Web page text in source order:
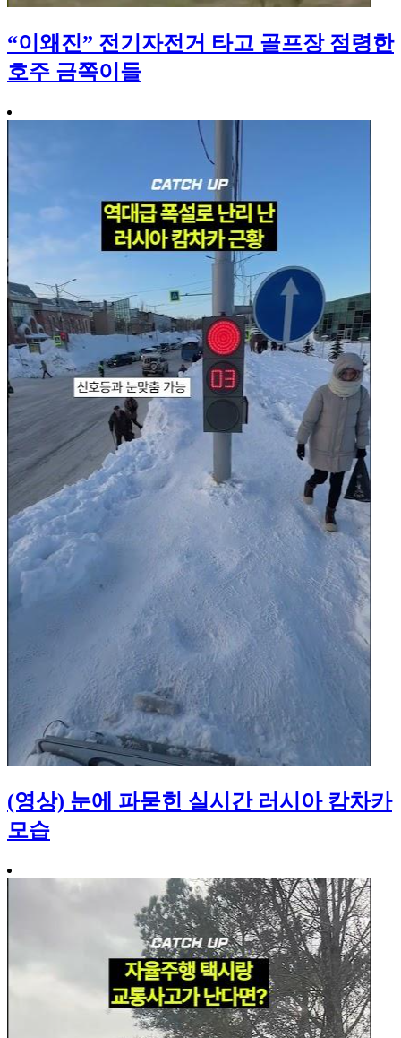
“이왜진” 전기자전거 타고 골프장 점령한
호주 금쪽이들
(영상) 눈에 파묻힌 실시간 러시아 캄차카
모습